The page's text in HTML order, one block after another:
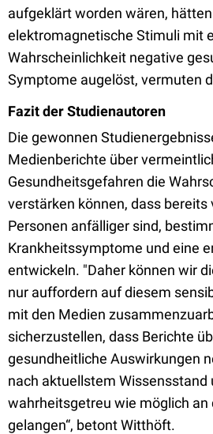
aufgeklärt worden wären,
elektromagnetische Stimuli mit
Wahrscheinlichkeit negative
Symptome augelöst, vermuten
Fazit der Studienautoren
Die gewonnen
Medienberichte über
Gesundheitsgefahren die
verstärken können, dass bereits
Personen anfälliger sind,
Krankheitssymptome und eine
entwickeln. "Daher können wir
nur auffordern auf diesem
mit den Medien
sicherzustellen, dass Berichte
gesundheitliche Auswirkungen
nach aktuellstem Wissensstand
wahrheitsgetreu wie möglich an
gelangen“, betont Witthöft.